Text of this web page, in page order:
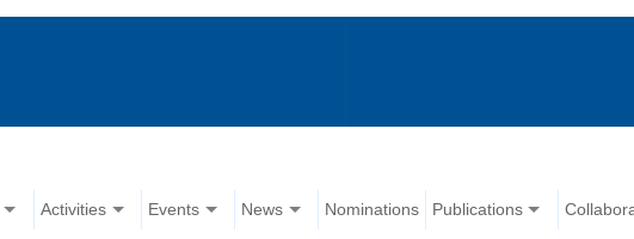
Activities Events News Nominations Publications